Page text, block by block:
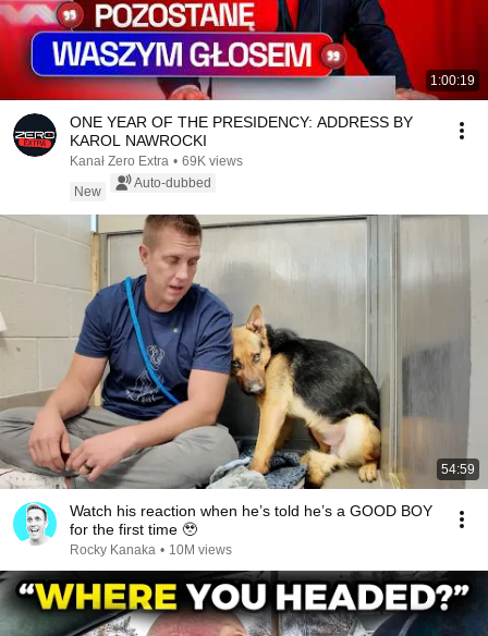
1:00:19
ONE YEAR OF THE PRESIDENCY: ADDRESS BY
KAROL NAWROCKI
Kanał Zero Extra • 69K views
New
Auto-dubbed
54:59
Watch his reaction when he’s told he’s a GOOD BOY
for the first time 🥹
Rocky Kanaka • 10M views